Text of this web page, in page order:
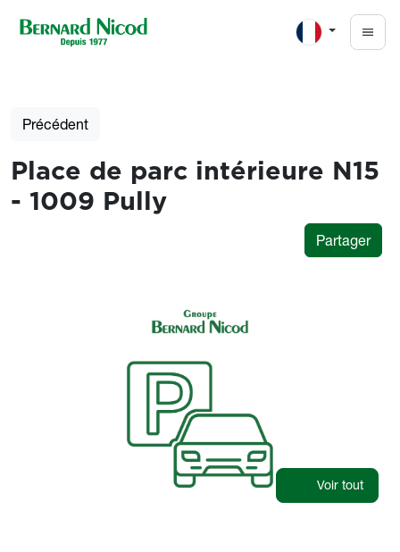
Précédent
Place de parc intérieure N15
- 1009 Pully
Partager
Voir tout